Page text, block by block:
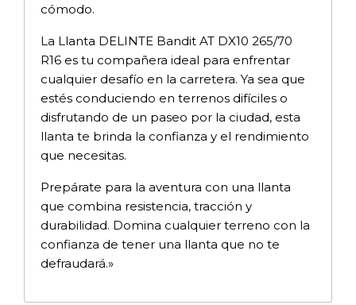
cómodo.
La Llanta DELINTE Bandit AT DX10 265/70
R16 es tu compañera ideal para enfrentar
cualquier desafío en la carretera. Ya sea que
estés conduciendo en terrenos difíciles o
disfrutando de un paseo por la ciudad, esta
llanta te brinda la confianza y el rendimiento
que necesitas.
Prepárate para la aventura con una llanta
que combina resistencia, tracción y
durabilidad. Domina cualquier terreno con la
confianza de tener una llanta que no te
defraudará.»